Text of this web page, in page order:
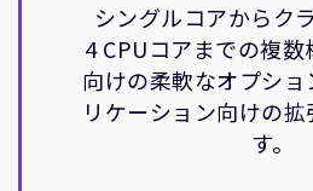
シングルコアからク
4 CPUコアまでの複
向けの柔軟なオプシ
リケーション向けの
す。